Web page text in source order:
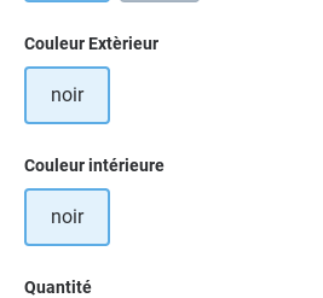
Sélectionnez
Couleur Extèrieur
noir
Sélectionnez
Couleur intérieure
noir
Quantité